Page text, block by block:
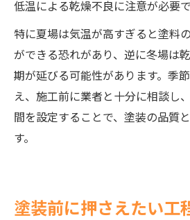
低温による乾燥不良に注意が必要で
特に夏場は気温が高すぎると塗料
ができる恐れがあり、逆に冬場は
期が延びる可能性があります。季
え、施工前に業者と十分に相談し
間を設定することで、塗装の品質
す。
塗装前に押さえたい工